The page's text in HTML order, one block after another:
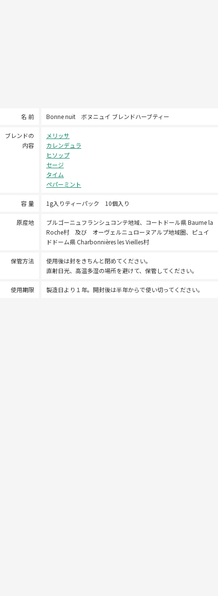
名 前 Bonne nuit ボヌニュイ ブレンドハーブティー
ブレンドの
内容
メリッサ
カレンデュラ
ヒソップ
セージ
タイム
ペパーミント
容 量 1g入りティーパック 10個入り
原産地
ブルゴーニュフランシュコンテ地域、コートドール県 Baume la
Roche村 及び オーヴェルニュローヌアルプ地域圏、ピュイ
ドドーム県 Charbonnières les Vieilles村
保管方法
使用後は封をきちんと閉めてください。
直射日光、高温多湿の場所を避けて、保管してください。
使用期限 製造日より１年。開封後は半年からで使い切ってください。